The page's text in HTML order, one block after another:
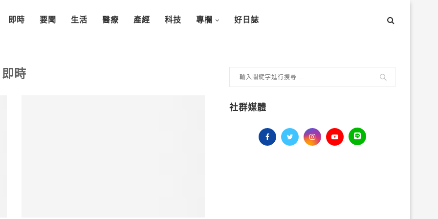
即時 要聞 生活 醫療 產經 科技 專欄 好日誌
即時
社群媒體